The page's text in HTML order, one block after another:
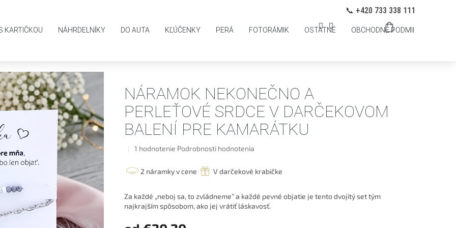
📞 +420 733 338 111
Prihlásenie
NÁKUPNÝ
KARTIČKOU NÁHRDELNÍKY DO AUTA KĽÚČENKY PERÁ FOTORÁMIK OSTATNÉ OBCHODNÉ PODMIENKY
a perleťové Srdce v darčekovom balení pre kamarátku
NÁRAMOK NEKONEČNO A
PERLEŤOVÉ SRDCE V DARČEKOVOM
BALENÍ PRE KAMARÁTKU
Priemerné
produktu
z
5
1 hodnotenie Podrobnosti hodnotenia
2 náramky v cene V darčekové krabičke
Za každé „neboj sa, to zvládneme“ a každé pevné objatie je tento dvojitý set tým
najkrajším spôsobom, ako jej vrátiť láskavosť.